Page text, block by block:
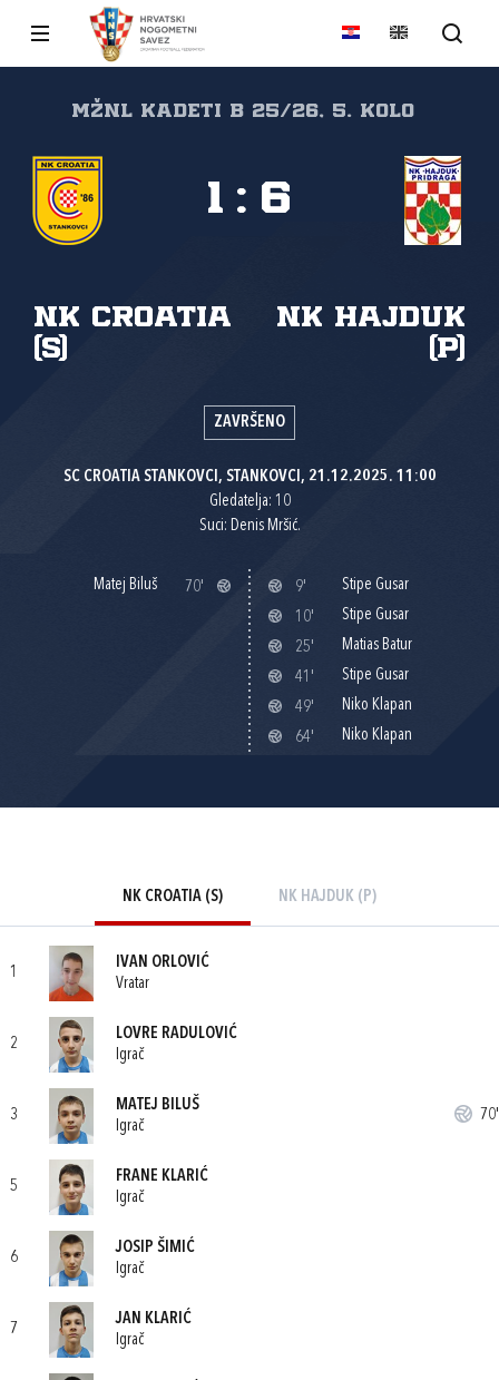
MŽNL KADETI B 25/26, 5. kolo
NK Croatia
(S)
NK Hajduk
(P)
1 : 6
ZAVRŠENO
SC CROATIA STANKOVCI, STANKOVCI, 21.12.2025. 11:00
Gledatelja: 10
Suci: Denis Mršić.
Matej Biluš 70' 9'
Stipe Gusar
10'
Stipe Gusar
25'
Matias Batur
41'
Stipe Gusar
49'
Niko Klapan
64'
Niko Klapan
NK CROATIA (S) NK HAJDUK (P)
1
IVAN ORLOVIĆ
Vratar
2
LOVRE RADULOVIĆ
Igrač
3
MATEJ BILUŠ
Igrač
70'
5
FRANE KLARIĆ
Igrač
6
JOSIP ŠIMIĆ
Igrač
7
JAN KLARIĆ
Igrač